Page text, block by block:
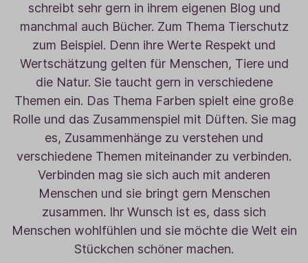
schreibt sehr gern in ihrem eigenen Blog und
manchmal auch Bücher. Zum Thema Tierschutz
zum Beispiel. Denn ihre Werte Respekt und
Wertschätzung gelten für Menschen, Tiere und
die Natur. Sie taucht gern in verschiedene
Themen ein. Das Thema Farben spielt eine große
Rolle und das Zusammenspiel mit Düften. Sie mag
es, Zusammenhänge zu verstehen und
verschiedene Themen miteinander zu verbinden.
Verbinden mag sie sich auch mit anderen
Menschen und sie bringt gern Menschen
zusammen. Ihr Wunsch ist es, dass sich
Menschen wohlfühlen und sie möchte die Welt ein
Stückchen schöner machen.